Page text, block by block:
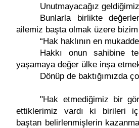
Unutmayacağız
Bunlarla birlikte
ailemiz başta olmak üzere
“Hak haklının en
Hakkı onun sahibine
yaşamaya değer ülke inşa
Dönüp de baktığımızda
"Hak etmediğimiz bir
ettiklerimiz vardı ki birileri
baştan belirlenmişlerin